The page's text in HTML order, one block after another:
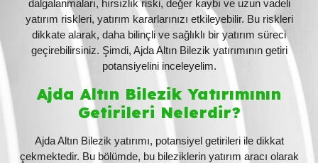
dalgalanmaları, hırsızlık riski, değer kaybı ve uzun vadeli
yatırım riskleri, yatırım kararlarınızı etkileyebilir. Bu riskleri
dikkate alarak, daha bilinçli ve sağlıklı bir yatırım süreci
geçirebilirsiniz. Şimdi, Ajda Altın Bilezik yatırımının getiri
potansiyelini inceleyelim.
Ajda Altın Bilezik Yatırımının
Getirileri Nelerdir?
Ajda Altın Bilezik yatırımı, potansiyel getirileri ile dikkat
çekmektedir. Bu bölümde, bu bileziklerin yatırım aracı olarak